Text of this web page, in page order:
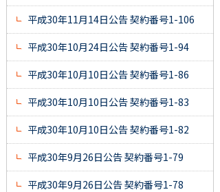
平成30年11月14日公告 契約番号1-106
平成30年10月24日公告 契約番号1-94
平成30年10月10日公告 契約番号1-86
平成30年10月10日公告 契約番号1-83
平成30年10月10日公告 契約番号1-82
平成30年9月26日公告 契約番号1-79
平成30年9月26日公告 契約番号1-78